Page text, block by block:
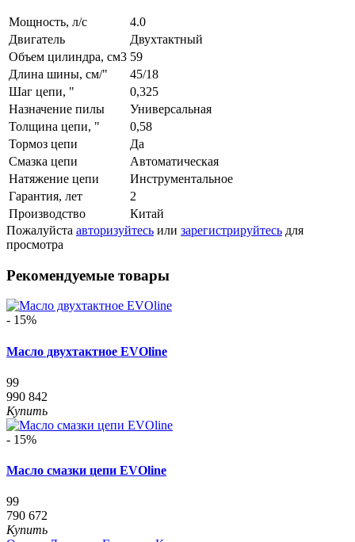
Мощность, л/с
4.0
Двигатель
Двухтактный
Объем цилиндра, см3 59
Длина шины, см/"
45/18
Шаг цепи, "
0,325
Назначение пилы
Универсальная
Толщина цепи, "
0,58
Тормоз цепи
Да
Смазка цепи
Автоматическая
Натяжение цепи
Инструментальное
Гарантия, лет
2
Производство
Китай
Пожалуйста авторизуйтесь или зарегистрируйтесь для
просмотра
Рекомендуемые товары
- 15%
Масло двухтактное EVOline
99
990 842
Купить
- 15%
Масло смазки цепи EVOline
99
790 672
Купить